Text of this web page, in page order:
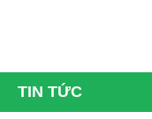
TIN TỨC